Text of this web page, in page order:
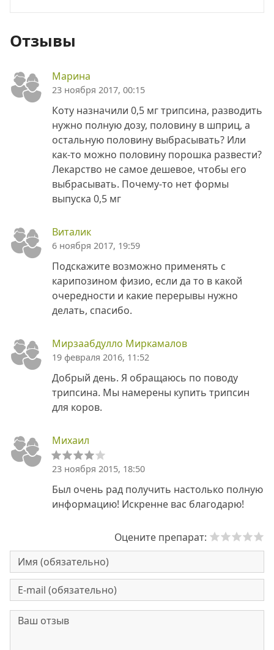
Отзывы
Марина
23 ноября 2017, 00:15
Коту назначили 0,5 мг трипсина, разводить
нужно полную дозу, половину в шприц, а
остальную половину выбрасывать? Или
как-то можно половину порошка развести?
Лекарство не самое дешевое, чтобы его
выбрасывать. Почему-то нет формы
выпуска 0,5 мг
Виталик
6 ноября 2017, 19:59
Подскажите возможно применять с
карипозином физио, если да то в какой
очередности и какие перерывы нужно
делать, cпасибо.
Мирзаабдулло Миркамалов
19 февраля 2016, 11:52
Добрый день. Я обращаюсь по поводу
трипсина. Мы намерены купить трипсин
для коров.
Михаил
23 ноября 2015, 18:50
Был очень рад получить настолько полную
информацию! Искренне вас благодарю!
Оцените препарат: